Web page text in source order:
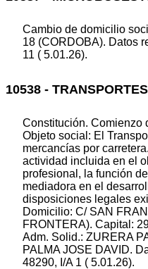
Cambio de domicilio
18 (CORDOBA). Datos
11 ( 5.01.26).
10538 -
Constitución. Comienzo
Objeto social: El
mercancías por
actividad incluida en el
profesional, la función
mediadora en el
disposiciones legales
Domicilio: C/ SAN
FRONTERA). Capital:
Adm. Solid.: ZURERA
PALMA JOSE DAVID.
48290, I/A 1 ( 5.01.26).